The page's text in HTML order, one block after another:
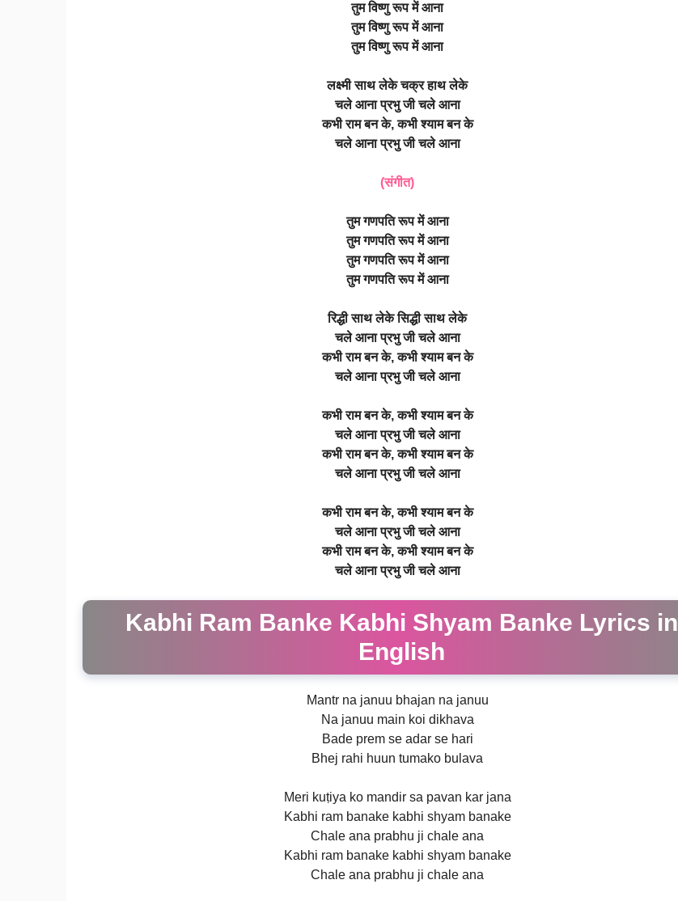
तुम विष्णु रूप में आना
तुम विष्णु रूप में आना
तुम विष्णु रूप में आना
लक्ष्मी साथ लेके चक्र हाथ लेके
चले आना प्रभु जी चले आना
कभी राम बन के, कभी श्याम बन के
चले आना प्रभु जी चले आना
(संगीत)
तुम गणपति रूप में आना
तुम गणपति रूप में आना
तुम गणपति रूप में आना
तुम गणपति रूप में आना
रिद्धी साथ लेके सिद्धी साथ लेके
चले आना प्रभु जी चले आना
कभी राम बन के, कभी श्याम बन के
चले आना प्रभु जी चले आना
कभी राम बन के, कभी श्याम बन के
चले आना प्रभु जी चले आना
कभी राम बन के, कभी श्याम बन के
चले आना प्रभु जी चले आना
कभी राम बन के, कभी श्याम बन के
चले आना प्रभु जी चले आना
कभी राम बन के, कभी श्याम बन के
चले आना प्रभु जी चले आना
Kabhi Ram Banke Kabhi Shyam Banke Lyrics in
English
Mantr na januu bhajan na januu
Na januu main koi dikhava
Bade prem se adar se hari
Bhej rahi huun tumako bulava
Meri kuṭiya ko mandir sa pavan kar jana
Kabhi ram banake kabhi shyam banake
Chale ana prabhu ji chale ana
Kabhi ram banake kabhi shyam banake
Chale ana prabhu ji chale ana